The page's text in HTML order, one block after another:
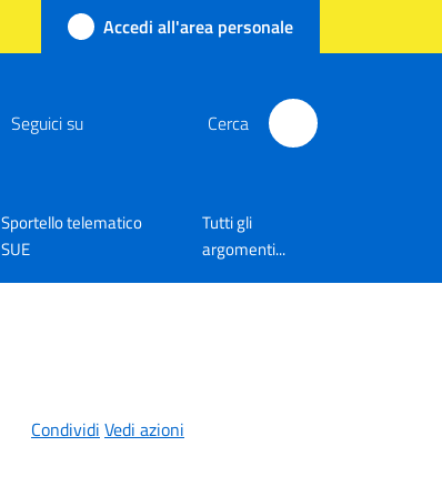
Accedi all'area personale
Seguici su Cerca
Sportello telematico
SUE
Tutti gli
argomenti...
Condividi Vedi azioni